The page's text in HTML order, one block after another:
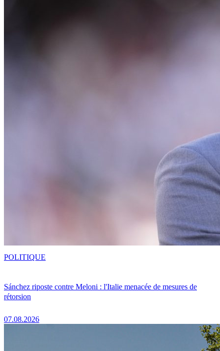
Sánchez riposte contre Meloni : l'Italie menacée de mesures de
rétorsion
07.08.2026
POLITIQUE